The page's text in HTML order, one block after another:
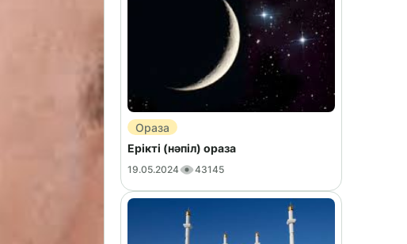
Ораза
Ерікті (нәпіл) ораза
19.05.2024 43145